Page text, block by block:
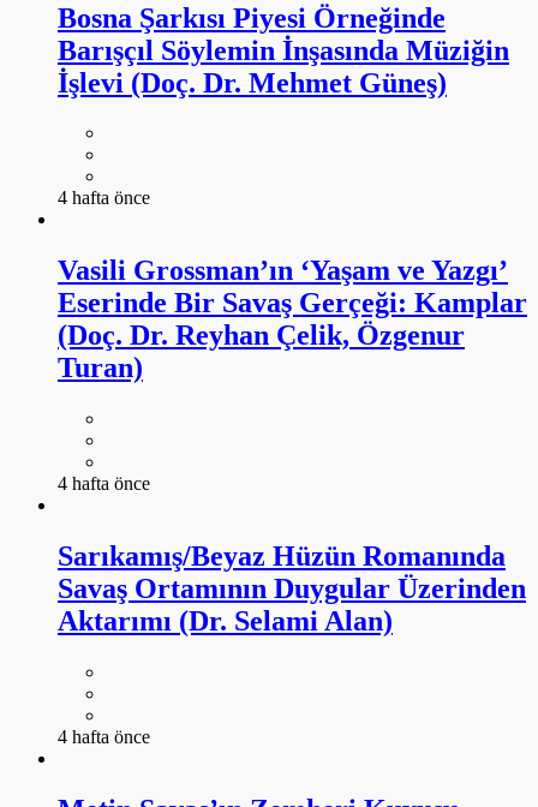
Bosna Şarkısı Piyesi Örneğinde
Barışçıl Söylemin İnşasında Müziğin
İşlevi (Doç. Dr. Mehmet Güneş)
4 hafta önce
Vasili Grossman’ın ‘Yaşam ve Yazgı’
Eserinde Bir Savaş Gerçeği: Kamplar
(Doç. Dr. Reyhan Çelik, Özgenur
Turan)
4 hafta önce
Sarıkamış/Beyaz Hüzün Romanında
Savaş Ortamının Duygular Üzerinden
Aktarımı (Dr. Selami Alan)
4 hafta önce